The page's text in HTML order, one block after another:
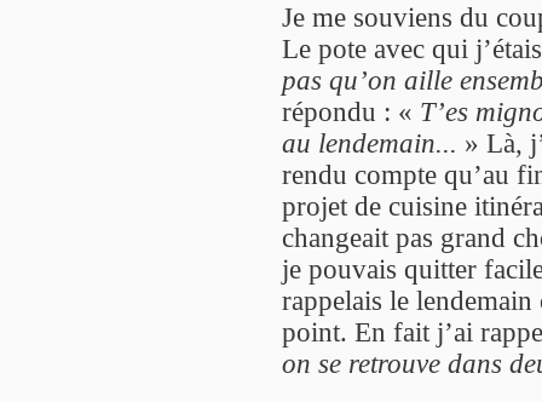
Je me souviens du
Le pote avec qui
pas qu’on aille
répondu : « T’es
au lendemain... » Là,
rendu compte qu’au
projet de cuisine
changeait pas grand
je pouvais quitter
rappelais le
point. En fait j’ai
on se retrouve dans